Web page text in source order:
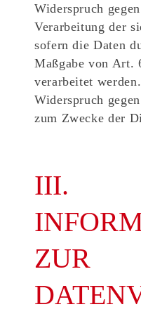
Widerspruch
Verarbeitung der
sofern die Daten
Maßgabe von
verarbeitet
Widerspruch
zum Zwecke der
III.
ZUR